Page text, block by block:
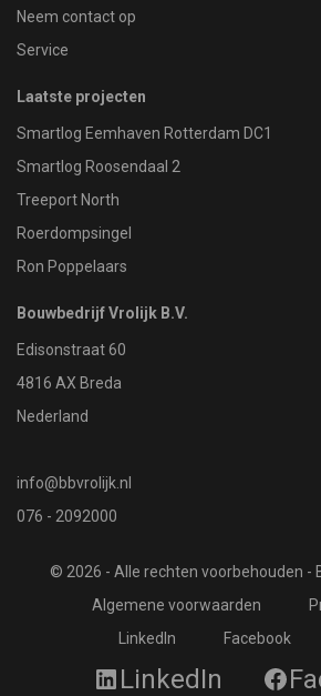
Neem contact op
Service
Laatste projecten
Smartlog Eemhaven Rotterdam DC1
Smartlog Roosendaal 2
Treeport North
Roerdompsingel
Ron Poppelaars
Bouwbedrijf Vrolijk B.V.
Edisonstraat 60
4816 AX Breda
Nederland
info@bbvrolijk.nl
076 - 2092000
© 2026 - Alle rechten voorbehouden -
Algemene voorwaarden
LinkedIn
Facebook
LinkedIn